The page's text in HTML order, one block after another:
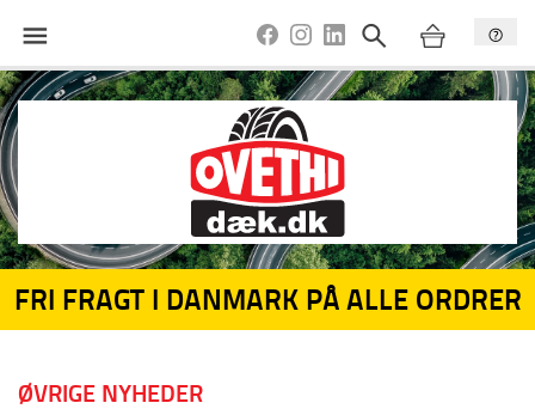
FRI FRAGT I DANMARK PÅ ALLE ORDRER
ØVRIGE NYHEDER